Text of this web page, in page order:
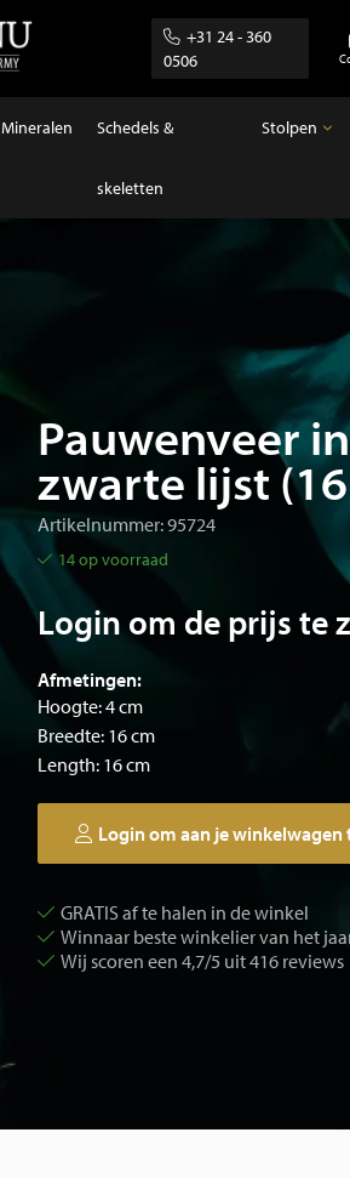
+31 24 - 360
0506
Mineralen Schedels &
skeletten
Stolpen
Lege
Pauwenveer
zwarte lijst
Artikelnummer: 95724
14 op voorraad
Login om de prijs te
Afmetingen:
Hoogte: 4 cm
Breedte: 16 cm
Length: 16 cm
Login om aan je winkelwagen
GRATIS af te halen in de winkel
Winnaar beste winkelier van het
Wij scoren een 4,7/5 uit 416 reviews